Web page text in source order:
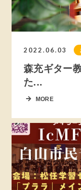
2022.06.03
森充ギター
た...
MORE